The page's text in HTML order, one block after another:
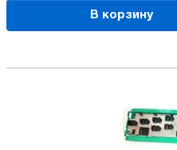
В корзину